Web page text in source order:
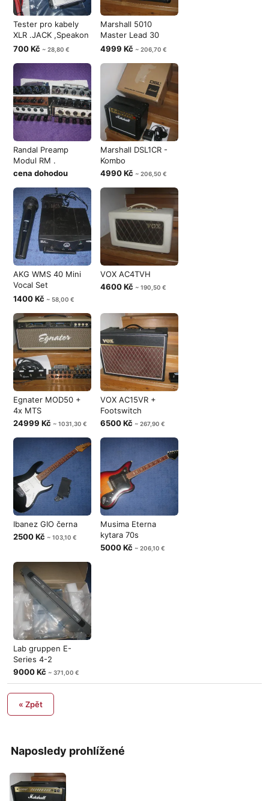
Naposledy prohlížené
Tester pro kabely
XLR .JACK ,Speakon
a dalš
700 Kč ~ 28,80 €
Marshall 5010
Master Lead 30
kombo 80s
4999 Kč ~ 206,70 €
Randal Preamp
Modul RM .
cena dohodou
Marshall DSL1CR -
Kombo
4990 Kč ~ 206,50 €
AKG WMS 40 Mini
Vocal Set
863.100mhz
1400 Kč ~ 58,00 €
VOX AC4TVH
4600 Kč ~ 190,50 €
Egnater MOD50 +
4x MTS
24999 Kč ~ 1031,30 €
VOX AC15VR +
Footswitch
6500 Kč ~ 267,90 €
Ibanez GIO černa
2500 Kč ~ 103,10 €
Musima Eterna
kytara 70s
5000 Kč ~ 206,10 €
Lab gruppen E-
Series 4-2
9000 Kč ~ 371,00 €
« Zpět